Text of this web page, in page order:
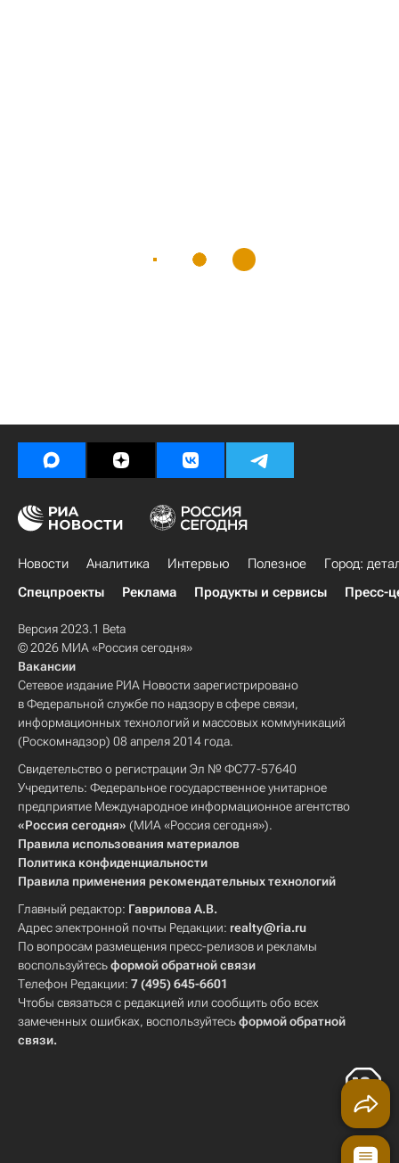
Новости Аналитика Интервью Полезное
Город:
Спецпроекты
Реклама Продукты и сервисы Пресс-
Версия 2023.1 Beta
© 2026 МИА «Россия сегодня»
Вакансии
Сетевое издание РИА Новости зарегистрировано
в Федеральной службе по надзору в сфере связи,
информационных технологий и массовых коммуникаций
(Роскомнадзор) 08 апреля 2014 года.
Свидетельство о регистрации Эл № ФС77-57640
Учредитель: Федеральное государственное унитарное
предприятие Международное информационное агентство
«Россия сегодня» (МИА «Россия сегодня»).
Правила использования материалов
Политика конфиденциальности
Правила применения рекомендательных технологий
Главный редактор: Гаврилова А.В.
Адрес электронной почты Редакции: realty@ria.ru
По вопросам размещения пресс-релизов и рекламы
воспользуйтесьформой обратной связи
Телефон Редакции: 7 (495) 645-6601
Чтобы связаться с редакцией или сообщить обо всех
замеченных ошибках, воспользуйтесьформой обратной
связи.